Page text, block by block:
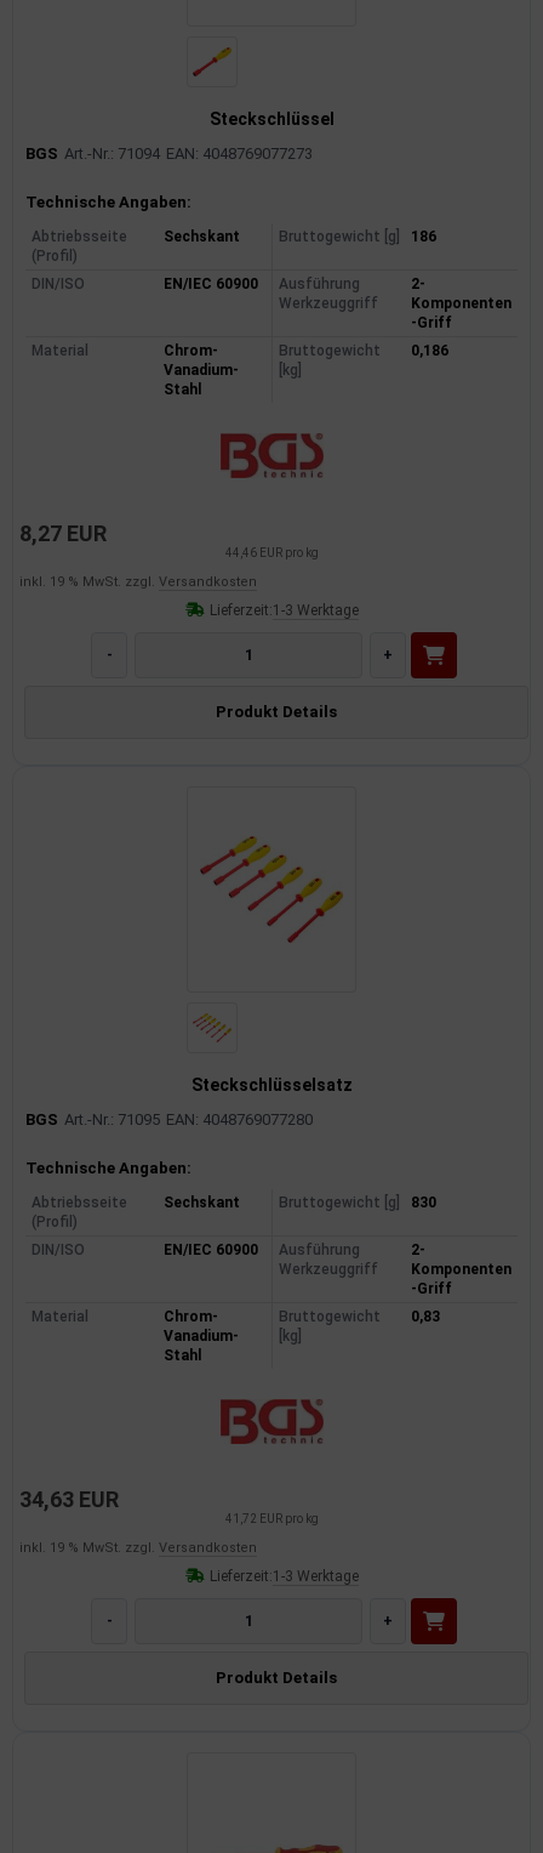
Steckschlüssel
BGS Art.-Nr.: 71094 EAN: 4048769077273
Produktinformationen
Technische Angaben:
Abtriebsseite
(Profil)
Sechskant Bruttogewicht [g] 186
DIN/ISO EN/IEC 60900
Ausführung
Werkzeuggriff
2-
Komponenten
-Griff
Material
Chrom-
Vanadium-
Stahl
Bruttogewicht
[kg]
0,186
8,27 EUR
44,46 EUR pro kg
inkl. 19 % MwSt. zzgl. Versandkosten
Lieferzeit:1-3 Werktage
- +
Produkt Details
Steckschlüsselsatz
BGS Art.-Nr.: 71095 EAN: 4048769077280
Produktinformationen
Technische Angaben:
Abtriebsseite
(Profil)
Sechskant Bruttogewicht [g] 830
DIN/ISO EN/IEC 60900
Ausführung
Werkzeuggriff
2-
Komponenten
-Griff
Material
Chrom-
Vanadium-
Stahl
Bruttogewicht
[kg]
0,83
34,63 EUR
41,72 EUR pro kg
inkl. 19 % MwSt. zzgl. Versandkosten
Lieferzeit:1-3 Werktage
- +
Produkt Details